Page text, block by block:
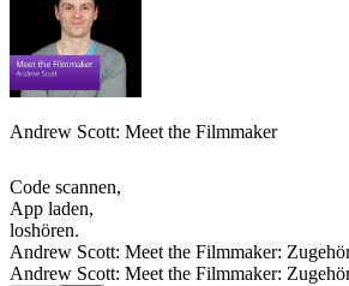
Andrew Scott: Meet the Filmmaker
Code scannen,
App laden,
loshören.
Andrew Scott: Meet the Filmmaker:
Andrew Scott: Meet the Filmmaker: